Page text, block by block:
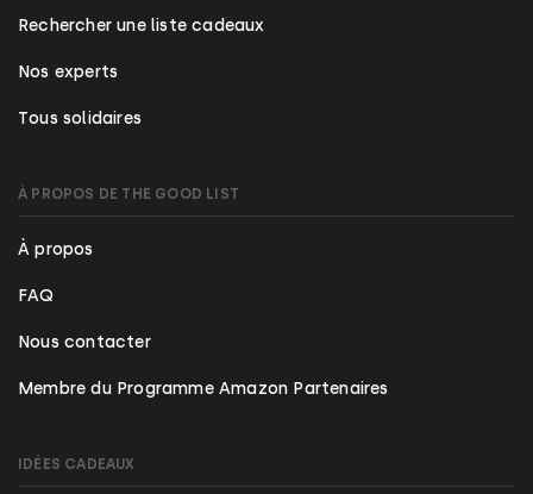
Rechercher une liste cadeaux
Nos experts
Tous solidaires
À PROPOS DE THE GOOD LIST
À propos
FAQ
Nous contacter
Membre du Programme Amazon Partenaires
IDÉES CADEAUX